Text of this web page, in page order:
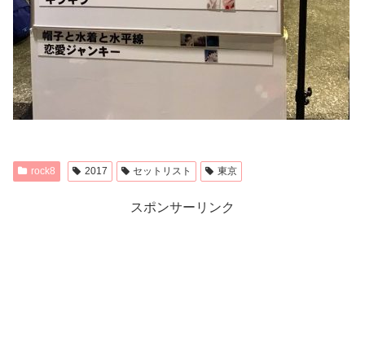
rock8 2017 セットリスト 東京
スポンサーリンク